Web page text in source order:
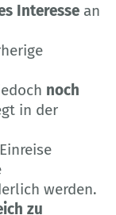
Interesse an
noch
in der
werden.
zu